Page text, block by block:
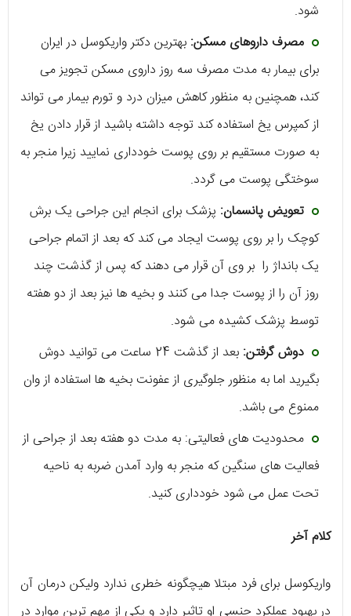
شود.
مصرف داروهای مسکن: بهترین دکتر واریکوسل در ایران
برای بیمار به مدت مصرف سه روز داروی مسکن تجویز می
کند، همچنین به منظور کاهش میزان درد و تورم بیمار می تواند
از کمپرس یخ استفاده کند توجه داشته باشید از قرار دادن یخ
به صورت مستقیم بر روی پوست خودداری نمایید زیرا منجر به
سوختگی پوست می گردد.
تعویض پانسمان: پزشک برای انجام این جراحی یک برش
کوچک را بر روی پوست ایجاد می کند که بعد از اتمام جراحی
یک بانداژ را بر وی آن قرار می دهند که پس از گذشت چند
روز آن را از پوست جدا می کنند و بخیه ها نیز بعد از دو هفته
توسط پزشک کشیده می شود.
دوش گرفتن:
بعد از گذشت 24 ساعت می توانید دوش
بگیرید اما به منظور جلوگیری از عفونت بخیه ها استفاده از وان
ممنوع می باشد.
محدودیت های فعالیتی: به مدت دو هفته بعد از جراحی از
فعالیت های سنگین که منجر به وارد آمدن ضربه به ناحیه
تحت عمل می شود خودداری کنید.
کلام آخر
واریکوسل برای فرد مبتلا هیچگونه خطری ندارد ولیکن درمان آن